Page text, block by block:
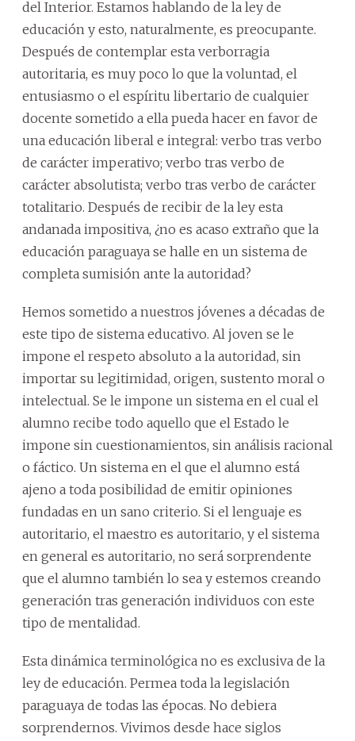
del Interior. Estamos hablando de la ley de
educación y esto, naturalmente, es preocupante.
Después de contemplar esta verborragia
autoritaria, es muy poco lo que la voluntad, el
entusiasmo o el espíritu libertario de cualquier
docente sometido a ella pueda hacer en favor de
una educación liberal e integral: verbo tras verbo
de carácter imperativo; verbo tras verbo de
carácter absolutista; verbo tras verbo de carácter
totalitario. Después de recibir de la ley esta
andanada impositiva, ¿no es acaso extraño que la
educación paraguaya se halle en un sistema de
completa sumisión ante la autoridad?
Hemos sometido a nuestros jóvenes a décadas de
este tipo de sistema educativo. Al joven se le
impone el respeto absoluto a la autoridad, sin
importar su legitimidad, origen, sustento moral o
intelectual. Se le impone un sistema en el cual el
alumno recibe todo aquello que el Estado le
impone sin cuestionamientos, sin análisis racional
o fáctico. Un sistema en el que el alumno está
ajeno a toda posibilidad de emitir opiniones
fundadas en un sano criterio. Si el lenguaje es
autoritario, el maestro es autoritario, y el sistema
en general es autoritario, no será sorprendente
que el alumno también lo sea y estemos creando
generación tras generación individuos con este
tipo de mentalidad.
Esta dinámica terminológica no es exclusiva de la
ley de educación. Permea toda la legislación
paraguaya de todas las épocas. No debiera
sorprendernos. Vivimos desde hace siglos